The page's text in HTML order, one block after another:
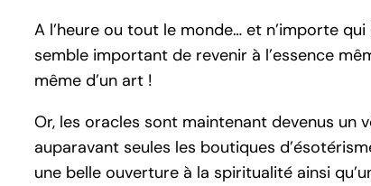
A l’heure ou tout le monde… et n’importe
semble important de revenir à l’essence
même d’un art !
Or, les oracles sont maintenant devenus un
auparavant seules les boutiques
une belle ouverture à la spiritualité ainsi